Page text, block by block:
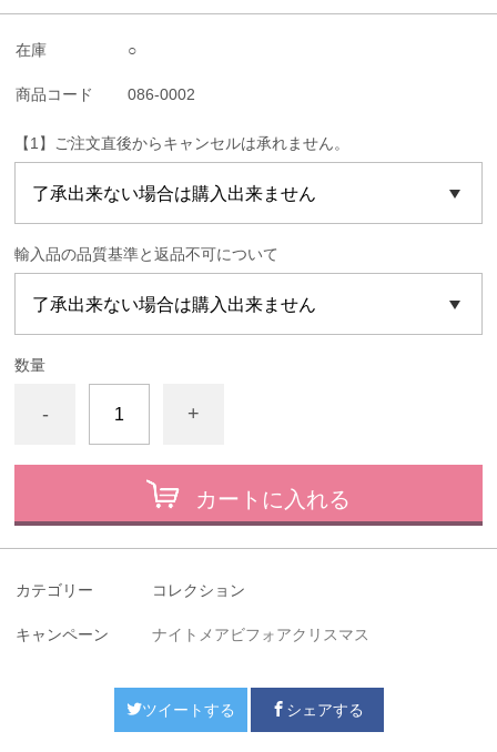
在庫 ○
商品コード 086-0002
【1】ご注文直後からキャンセルは承れません。
輸入品の品質基準と返品不可について
数量
- +
カートに入れる
カテゴリー コレクション
キャンペーン ナイトメアビフォアクリスマス
ツイートする シェアする